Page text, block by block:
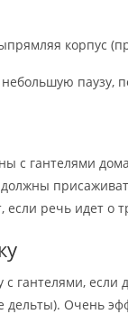
корпус
паузу,
с гантелями
если речь идет о
гантелями, если
Очень